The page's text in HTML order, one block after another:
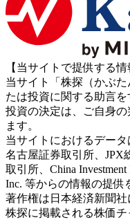
【当サイトで提供する情
当サイト「株探（かぶ
たは投資に関する助言を
投資の決定は、ご自身
ます。
当サイトにおけるデータ
名古屋証券取引所、JPX
取引所、China
Inc. 等からの情報の提
著作権は日本経済新聞社
株探に掲載される株価